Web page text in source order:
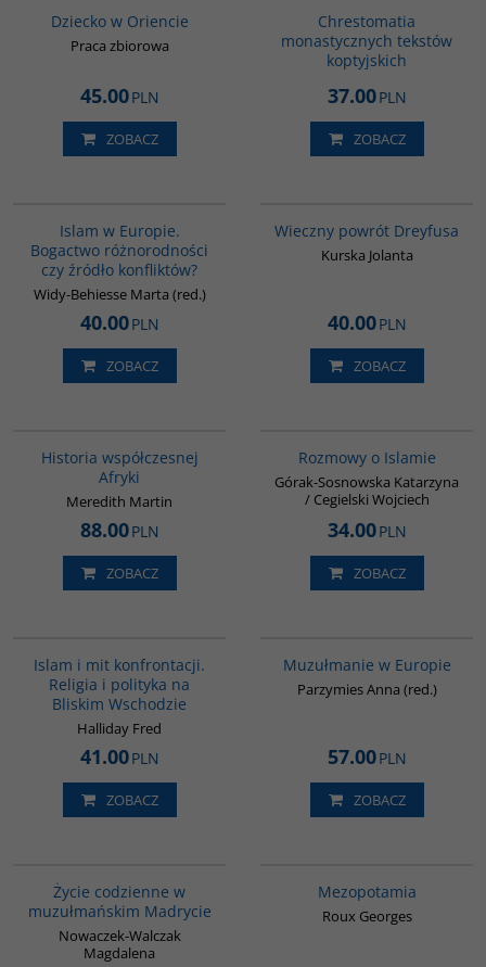
Dziecko w Oriencie
Praca zbiorowa
45.00PLN
ZOBACZ
Chrestomatia
monastycznych tekstów
koptyjskich
37.00PLN
ZOBACZ
Islam w Europie.
Bogactwo różnorodności
czy źródło konfliktów?
Widy-Behiesse Marta (red.)
40.00PLN
ZOBACZ
Wieczny powrót Dreyfusa
Kurska Jolanta
40.00PLN
ZOBACZ
Historia współczesnej
Afryki
Meredith Martin
88.00PLN
ZOBACZ
Rozmowy o Islamie
Górak-Sosnowska Katarzyna
/ Cegielski Wojciech
34.00PLN
ZOBACZ
Islam i mit konfrontacji.
Religia i polityka na
Bliskim Wschodzie
Halliday Fred
41.00PLN
ZOBACZ
Muzułmanie w Europie
Parzymies Anna (red.)
57.00PLN
ZOBACZ
Życie codzienne w
muzułmańskim Madrycie
Nowaczek-Walczak
Magdalena
Mezopotamia
Roux Georges